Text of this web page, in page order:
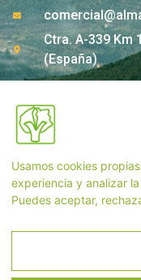
Ctra. A-339 Km
(España)
Contacto Tienda
+34 957 55 33
Usamos cookies
experiencia y analizar
Puedes aceptar,